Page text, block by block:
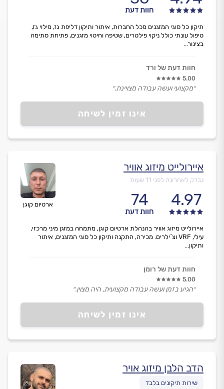
חוות דעת
אינו זמין לשיחה
תיקון כל סוגי המזגנים מכל החברות, איתור ותיקון דליפת גז, מילוי גז,
טיפול עונתי כולל ניקוי פילטרים, שטיפה וחיטוי מזגנים, פתיחת סתימה
בצינור...
חוות דעת של ורד
5.00
״מקצועי ועשה עבודה מצויינת.״
ארטיום קוגן
איירולייט מיזוג אוויר
נבדק לאחרונה לפני 11 שעות
4.97
74
חוות דעת
אינו זמין לשיחה
איירולייט מיזוג אוויר בהנהלת ארטיום קוגן, מתמחה במזגן מיני מרכזי,
עילי, VRF וצ`ילרים. מכירה, התקנה ותיקון כל סוגי המזגנים, איתור
ותיקון...
חוות דעת של רומן
5.00
״הגיע בזמן ועשה עבודה מקצועית, היה מצוין.״
הדב הלבן מיזוג אויר